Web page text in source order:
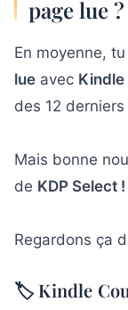
page lue ?
En moyenne,
lue avec Kindle
des 12 derniers
Mais bonne
de KDP Select !
Regardons ça
🏷️ Kindle